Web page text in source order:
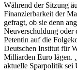
Während der Sitzung
Finanzierbarkeit der
gefragt, ob sie denn
Neuverschuldung oder
Petentin auf die
Deutschen Institut für
Milliarden Euro lägen.
aktuelle Sparpolitik sei